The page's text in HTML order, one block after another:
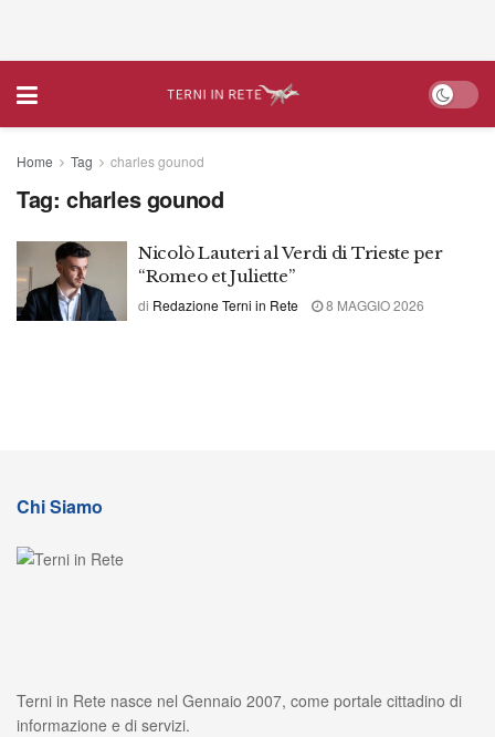
Home Tag charles gounod
Tag: charles gounod
Nicolò Lauteri al Verdi di Trieste per
“Romeo et Juliette”
di Redazione Terni in Rete 8 MAGGIO 2026
Chi Siamo
Terni in Rete nasce nel Gennaio 2007, come portale cittadino di
informazione e di servizi.